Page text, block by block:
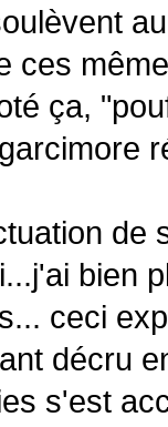
ces
ça,
de
bien
ceci
décru
s'est